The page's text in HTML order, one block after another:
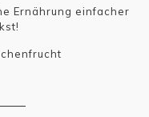
Ernährung einfacher